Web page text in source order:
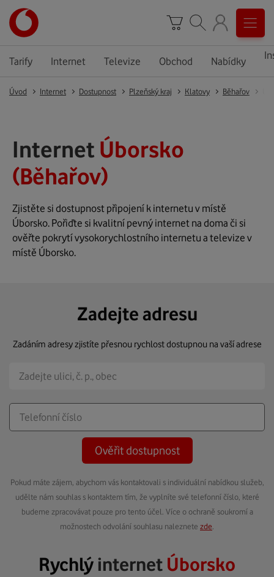
Tarify Internet Televize Obchod Nabídky
Úvod Internet Dostupnost Plzeňský kraj Klatovy Běhařov
Internet Úborsko
(Běhařov)
Zjistěte si dostupnost připojení k internetu v místě
Úborsko. Pořiďte si kvalitní pevný internet na doma či si
ověřte pokrytí vysokorychlostního internetu a televize v
místě Úborsko.
Zadejte adresu
Zadáním adresy zjistíte přesnou rychlost dostupnou na vaší adrese
Ověřit dostupnost
Pokud máte zájem, abychom vás kontaktovali s individuální nabídkou služeb,
udělte nám souhlas s kontaktem tím, že vyplníte své telefonní číslo, které
budeme zpracovávat pouze pro tento účel. Více o ochraně soukromí a
možnostech odvolání souhlasu naleznete zde
Rychlýinternet Úborsko